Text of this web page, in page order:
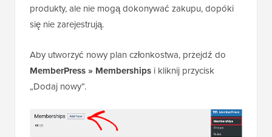
produkty, ale nie mogą dokonywać zakupu, dopóki
się nie zarejestrują.
Aby utworzyć nowy plan członkostwa, przejdź do
MemberPress » Memberships i kliknij przycisk
„Dodaj nowy”.